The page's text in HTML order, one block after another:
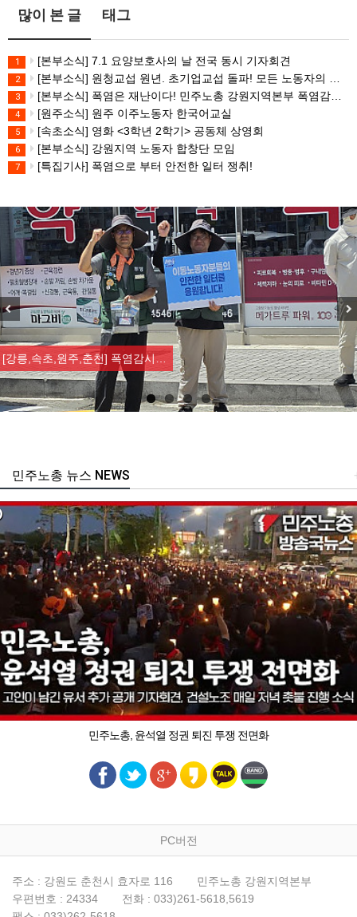
많이 본 글 태그
1 [본부소식] 7.1 요양보호사의 날 전국 동시 기자회견
2 [본부소식] 원청교섭 원년. 초기업교섭 돌파! 모든 노동자의 노동기본권 쟁취! 민주노총 7.15 총파업대회
3 [본부소식] 폭염은 재난이다! 민주노총 강원지역본부 폭염감시단 선포 기자회견
4 [원주소식] 원주 이주노동자 한국어교실
5 [속초소식] 영화 <3학년 2학기> 공동체 상영회
6 [본부소식] 강원지역 노동자 합창단 모임
7 [특집기사] 폭염으로 부터 안전한 일터 쟁취!
[강릉,속초,원주,춘천] 폭염감시…
주노총 뉴스 NEWS
민주노총, 윤석열 정권 퇴진 투쟁 전면화
PC버전
주소 : 강원도 춘천시 효자로 116
민주노총 강원지역본부
우편번호 : 24334
전화 : 033)261-5618,5619